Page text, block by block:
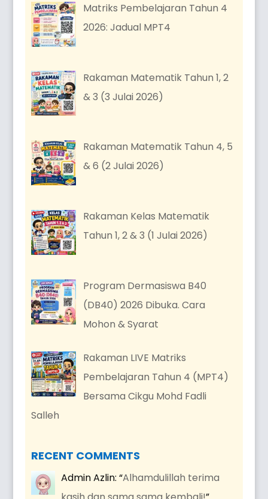
Matriks Pembelajaran Tahun 4
2026: Jadual MPT4
Rakaman Matematik Tahun 1, 2
& 3 (3 Julai 2026)
Rakaman Matematik Tahun 4, 5
& 6 (2 Julai 2026)
Rakaman Kelas Matematik
Tahun 1, 2 & 3 (1 Julai 2026)
Program Dermasiswa B40
(DB40) 2026 Dibuka. Cara
Mohon & Syarat
Rakaman LIVE Matriks
Pembelajaran Tahun 4 (MPT4)
Bersama Cikgu Mohd Fadli
Salleh
RECENT COMMENTS
Admin Azlin: “Alhamdulillah terima